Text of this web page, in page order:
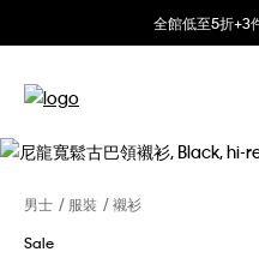
全館低至5折+3
男士 服裝
襯衫
Sale